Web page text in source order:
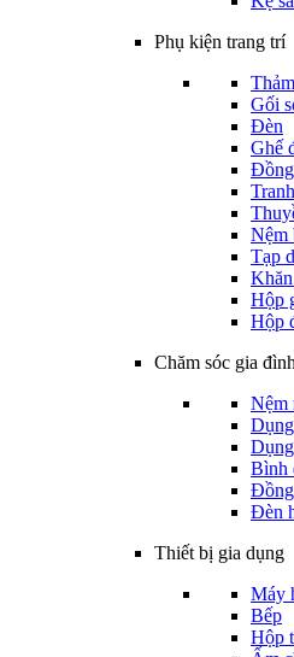
Phụ kiện trang trí
Thảm
Gối
Đèn
Ghế
Nệm
Tạp
Hộp
Hộp
Chăm sóc gia đình
Nệm
Bình
Đèn
Thiết bị gia dụng
Máy
Bếp
Hộp